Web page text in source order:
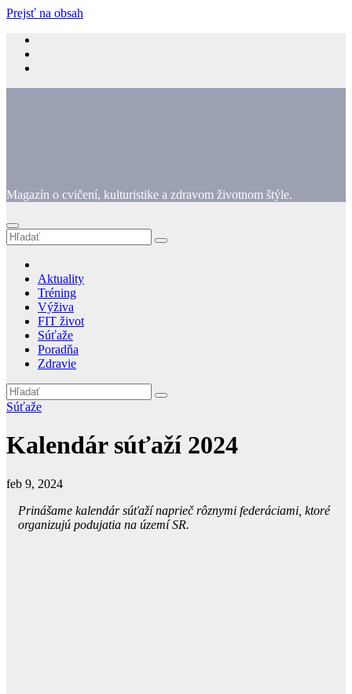
Prejsť na obsah
Magazín o cvičení, kulturistike a zdravom životnom štýle.
Aktuality
Tréning
Výživa
FIT život
Súťaže
Poradňa
Zdravie
Súťaže
Kalendár súťaží 2024
feb 9, 2024
Prinášame kalendár súťaží naprieč rôznymi federáciami, ktoré
organizujú podujatia na území SR.